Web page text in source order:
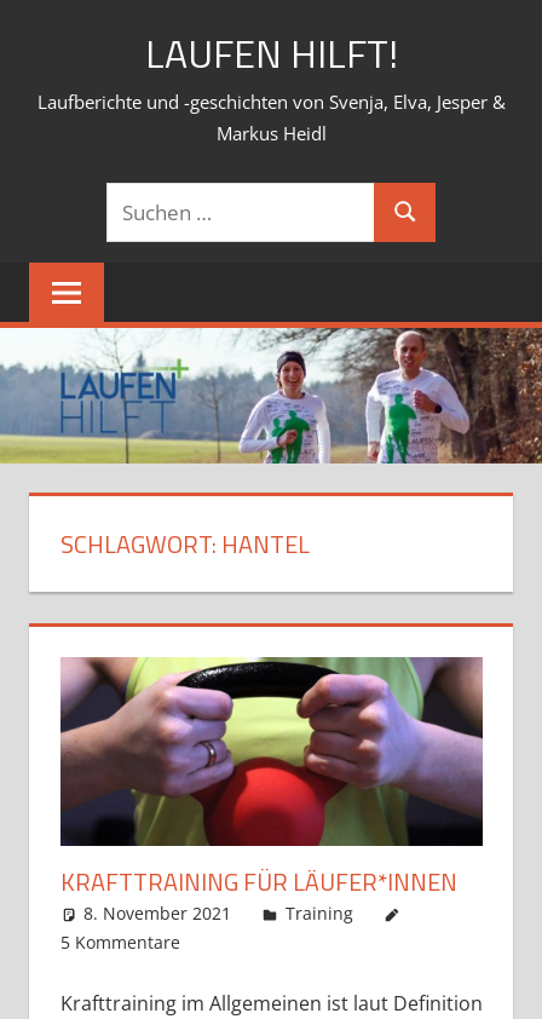
LAUFEN HILFT!
Laufberichte und -geschichten von Svenja, Elva, Jesper &
Markus Heidl
Suchen
nach:
Suchen
SCHLAGWORT: HANTEL
KRAFTTRAINING FÜR LÄUFER*INNEN
8. November 2021 Markus
Training
5 Kommentare
Krafttraining im Allgemeinen ist laut Definition